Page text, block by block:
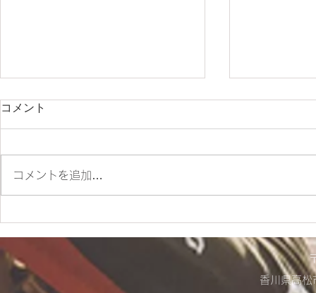
朝ツーリング❣
店舗営業に
らせ！
コメント
コメントを追加…
香川県高